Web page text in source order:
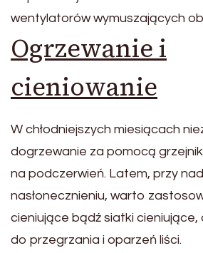
wentylatorów wymuszających
Ogrzewanie i
cieniowanie
W chłodniejszych miesiącach
dogrzewanie za pomocą
na podczerwień. Latem, przy
nasłonecznieniu, warto
cieniujące bądź siatki cieniujące,
do przegrzania i oparzeń liści.